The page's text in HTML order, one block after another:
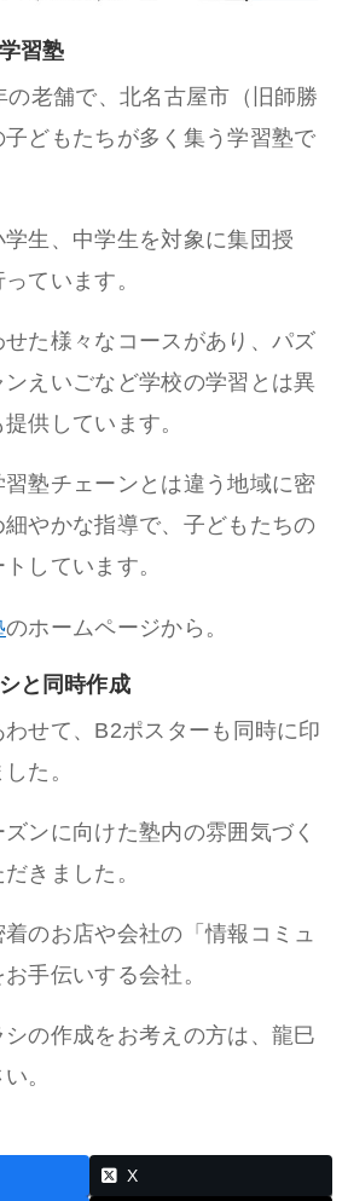
習塾
老舗で、北名古屋市（旧師勝
どもたちが多く集う学習塾で
生、中学生を対象に集団授
ています。
た様々なコースがあり、パズ
えいごなど学校の学習とは異
供しています。
塾チェーンとは違う地域に密
やかな指導で、子どもたちの
しています。
のホームページから。
と同時作成
せて、B2ポスターも同時に印
た。
ンに向けた塾内の雰囲気づく
きました。
のお店や会社の「情報コミュ
手伝いする会社。
の作成をお考えの方は、龍巳
。
X